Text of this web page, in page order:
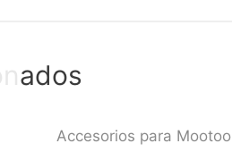
Accesorios para